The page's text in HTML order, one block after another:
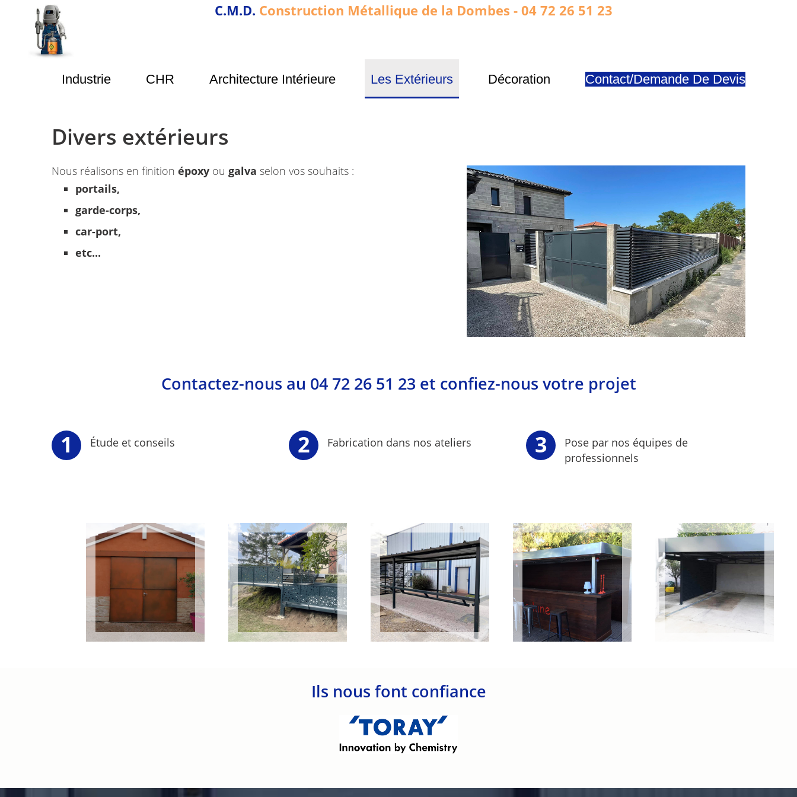
C.M.D. Construction Métallique de la Dombes - 04 72 26 51 23
Industrie CHR Architecture Intérieure Les Extérieurs Décoration Contact/Demande De Devis
Divers extérieurs
Nous réalisons en finition époxy ou galva selon vos souhaits :
portails,
garde-corps,
car-port,
etc...
Contactez-nous au 04 72 26 51 23 et confiez-nous votre projet
Étude et conseils Fabrication dans nos ateliers
Pose par nos équipes de
professionnels
Ils nous font confiance